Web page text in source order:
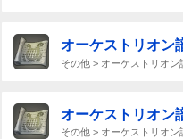
オーケストリオン
その他 > オーケストリオン
オーケストリオン
その他 > オーケストリオン